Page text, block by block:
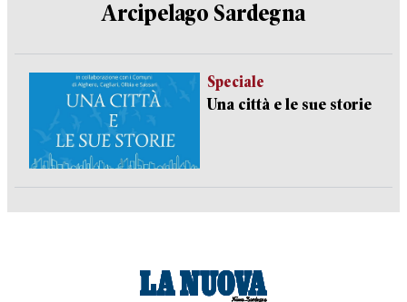
Arcipelago Sardegna
Speciale
Una città e le sue storie